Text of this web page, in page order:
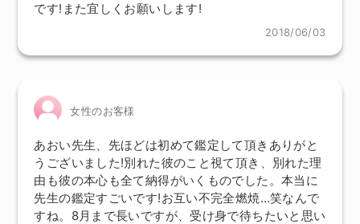
です!また宜しくお願いします!
2018/06/03
女性のお客様
あおい先生、先ほどは初めて鑑定して頂きありがと
うございました!別れた彼のこと視て頂き、別れた理
由も彼の本心も全て納得がいくものでした。本当に
先生の鑑定すごいです!お互い不完全燃焼…笑なんで
すね。8月まで長いですが、受け身で待ちたいと思い